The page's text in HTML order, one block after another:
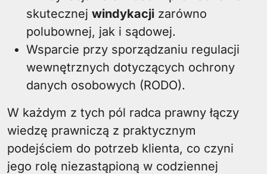
skutecznej windykacji zarówno
polubownej, jak i sądowej.
Wsparcie przy sporządzaniu regulacji
wewnętrznych dotyczących ochrony
danych osobowych (RODO).
W każdym z tych pól radca prawny łączy
wiedzę prawniczą z praktycznym
podejściem do potrzeb klienta, co czyni
jego rolę niezastąpioną w codziennej